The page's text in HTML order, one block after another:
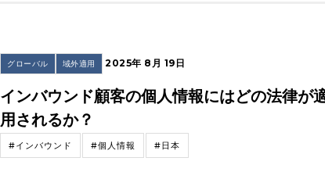
グローバル 域外適用 2025年 8月 19日
インバウンド顧客の個人情報にはどの法律が
用されるか？
#インバウンド #個人情報 #日本